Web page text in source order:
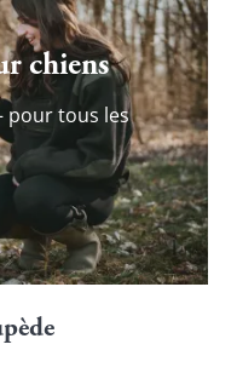
chiens
pour tous les